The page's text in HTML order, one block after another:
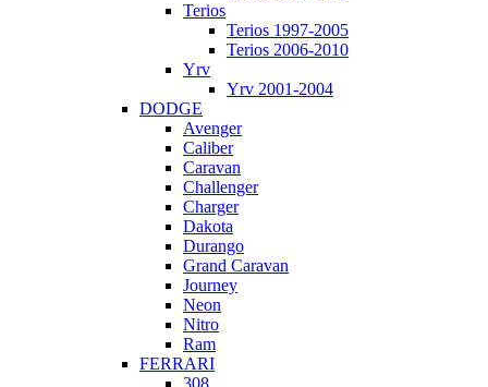
Terios
Terios 1997-2005
Terios 2006-2010
Yrv
Yrv 2001-2004
DODGE
Avenger
Caliber
Caravan
Challenger
Charger
Dakota
Durango
Grand Caravan
Journey
Neon
Nitro
Ram
FERRARI
308